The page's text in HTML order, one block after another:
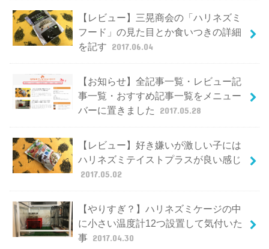
【レビュー】三晃商会の「ハリネズミ
フード」の見た目とか食いつきの詳細
を記す 2017.06.04
【お知らせ】全記事一覧・レビュー記
事一覧・おすすめ記事一覧をメニュー
バーに置きました
2017.05.28
【レビュー】好き嫌いが激しい子には
ハリネズミテイストプラスが良い感じ
2017.05.02
【やりすぎ？】ハリネズミケージの中
に小さい温度計12つ設置して気付いた
事 2017.04.30